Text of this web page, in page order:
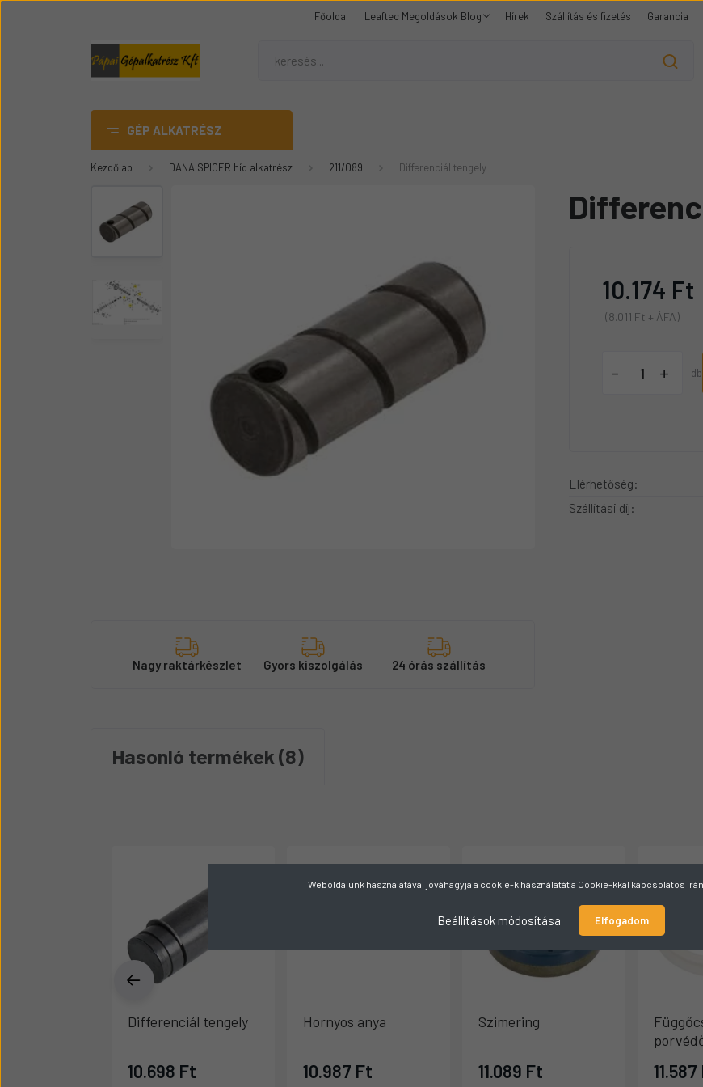
Főoldal Leaftec Megoldások Blog Hírek Szállítás és fizetés Garancia
GÉP ALKATRÉSZ
AdBlue
DANA SPICER híd alkatrész
Gumiheveder
Épitőipari gépalkatrészek
Üzemanyag adagolók
Kezdőlap DANA SPICER híd alkatrész 211/089 Differenciál tengely
Nagy raktárkészlet Gyors kiszolgálás 24 órás szállítás
10.174 Ft
(8.011 Ft + ÁFA)
- + db
Elérhetőség:
Szállítási díj:
Hasonló termékek 8
Differenciál tengely
10.698 Ft
Hornyos anya
10.987 Ft
Szimering
11.089 Ft
Weboldalunk használatával jóváhagyja a cookie-k használatát a Cookie-kkal kapcsolatos
Beállítások módosítása Elfogadom